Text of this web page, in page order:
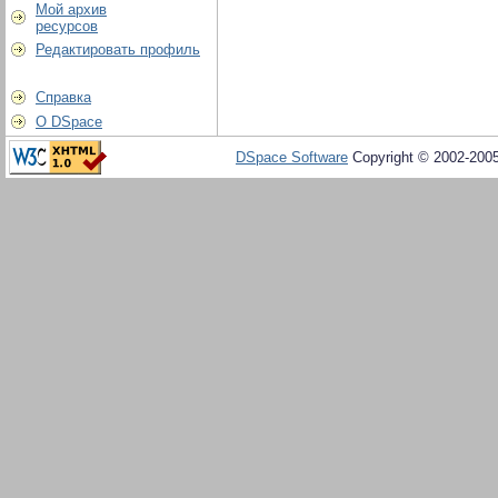
Мой архив
ресурсов
Редактировать профиль
Справка
О DSpace
DSpace Software Copyright © 2002-